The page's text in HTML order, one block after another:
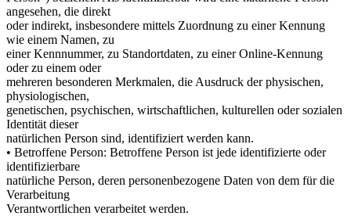
angesehen, die direkt
oder indirekt, insbesondere mittels Zuordnung zu einer Kennung
wie einem Namen, zu
einer Kennnummer, zu Standortdaten, zu einer Online-Kennung
oder zu einem oder
mehreren besonderen Merkmalen, die Ausdruck der physischen,
physiologischen,
genetischen, psychischen, wirtschaftlichen, kulturellen oder sozialen
Identität dieser
natürlichen Person sind, identifiziert werden kann.
• Betroffene Person: Betroffene Person ist jede identifizierte oder
identifizierbare
natürliche Person, deren personenbezogene Daten von dem für die
Verarbeitung
Verantwortlichen verarbeitet werden.